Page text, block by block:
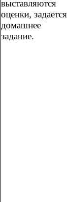
выставляются
оценки, задается
домашнее
задание.